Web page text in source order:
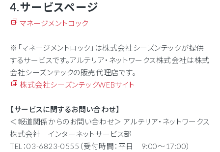
4.サービスページ
マネージメントロック
※「マネージメントロック」は株式会社シーズンテックが提供
するサービスです。アルテリア・ネットワークス株式会社は株式
会社シーズンテックの販売代理店です。
株式会社シーズンテックWEBサイト
【サービスに関するお問い合わせ】
＜報道関係からのお問い合わせ＞ アルテリア・ネットワークス
株式会社 インターネットサービス部
TEL：03-6823-0555 （受付時間：平日 9:00～17:00）